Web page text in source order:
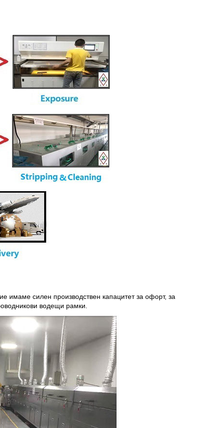
имаме силен производствен капацитет за офорт, за
водещи рамки.